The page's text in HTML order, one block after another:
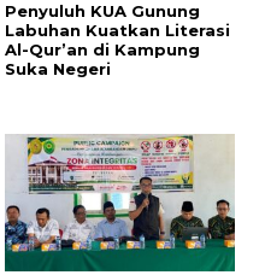
Penyuluh KUA Gunung
Labuhan Kuatkan Literasi
Al-Qur’an di Kampung
Suka Negeri